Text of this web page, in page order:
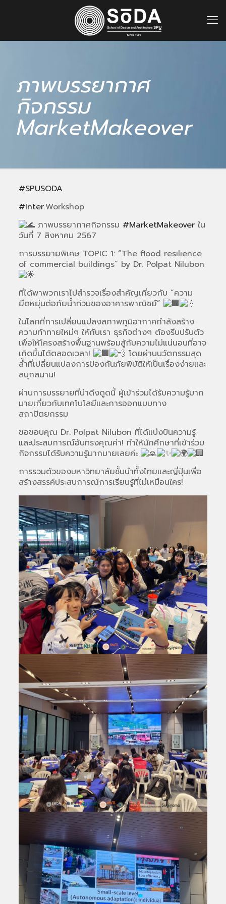
ภาพบรรยากาศ
กิจกรรม
MarketMakeover
#SPUSODA
#Inter.Workshop
ภาพบรรยากาศกิจกรรม #MarketMakeoverใน
วันที่ 7 สิงหาคม 2567
การบรรยายพิเศษ TOPIC 1: “The flood resilience
of commercial buildings” by Dr. Polpat Nilubon
ที่ได้พาพวกเราไปสำรวจเรื่องสำคัญเกี่ยวกับ “ความ
ยืดหยุ่นต่อภัยน้ำท่วมของอาคารพาณิชย์”
ในโลกที่การเปลี่ยนแปลงสภาพภูมิอากาศกำลังสร้าง
ความท้าทายใหม่ๆ ให้กับเรา ธุรกิจต่างๆ ต้องรีบปรับตัว
เพื่อให้โครงสร้างพื้นฐานพร้อมสู้กับความไม่แน่นอนที่อาจ
เกิดขึ้นได้ตลอดเวลา!
โดยผ่านนวัตกรรมสุด
ล้ำที่เปลี่ยนแปลงการป้องกันภัยพิบัติให้เป็นเรื่องง่ายและ
สนุกสนาน!
ผ่านการบรรยายที่น่าดึงดูดนี้ ผู้เข้าร่วมได้รับความรู้มาก
มายเกี่ยวกับเทคโนโลยีและการออกแบบทาง
สถาปัตยกรรม
ขอขอบคุณ Dr. Polpat Nilubon ที่ได้แบ่งปันความรู้
และประสบการณ์อันทรงคุณค่า! ทำให้นักศึกษาที่เข้าร่วม
กิจกรรมได้รับความรู้มากมายเลยค่ะ
การรวมตัวของมหาวิทยาลัยชั้นนำทั้งไทยและญี่ปุ่นเพื่อ
สร้างสรรค์ประสบการณ์การเรียนรู้ที่ไม่เหมือนใคร!